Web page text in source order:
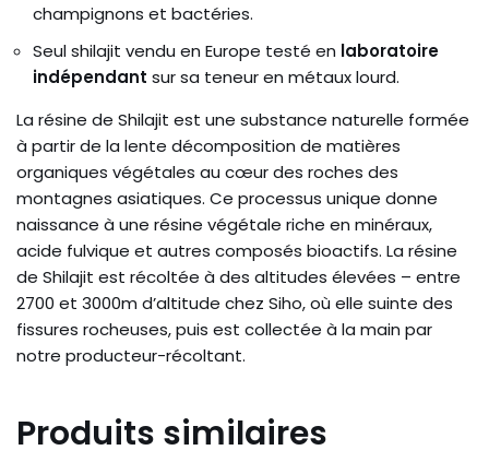
champignons et bactéries.
Seul shilajit vendu en Europe testé en laboratoire
indépendant sur sa teneur en métaux lourd.
La résine de Shilajit est une substance naturelle formée
à partir de la lente décomposition de matières
organiques végétales au cœur des roches des
montagnes asiatiques. Ce processus unique donne
naissance à une résine végétale riche en minéraux,
acide fulvique et autres composés bioactifs. La résine
de Shilajit est récoltée à des altitudes élevées – entre
2700 et 3000m d’altitude chez Siho, où elle suinte des
fissures rocheuses, puis est collectée à la main par
notre producteur-récoltant.
Produits similaires